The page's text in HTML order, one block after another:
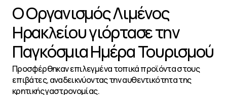
Παγκόσμια Ημέρα Τουρισμού
Ο Οργανισμός Λιμένος
Ηρακλείου γιόρτασε την
Παγκόσμια Ημέρα Τουρισμού
Προσφέρθηκαν επιλεγμένα τοπικά προϊόντα στους
επιβάτες, αναδεικνύοντας την αυθεντικότητα της
κρητικής γαστρονομίας.